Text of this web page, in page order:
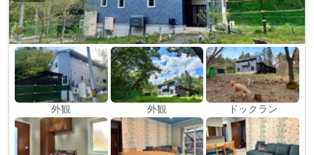
外観 外観 ドックラン